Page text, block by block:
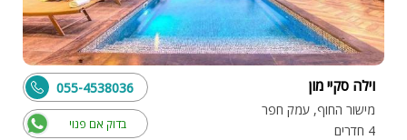
וילה סקיי מון
מישור החוף, עמק חפר
4 חדרים
בדוק אם פנוי
055-4538036